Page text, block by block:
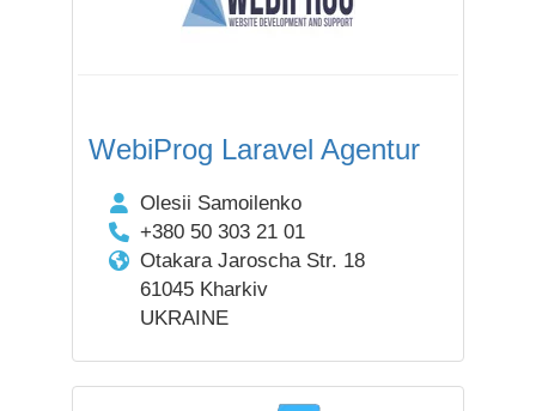
WebiProg Laravel Agentur
Olesii Samoilenko
+380 50 303 21 01
Otakara Jaroscha Str. 18
61045 Kharkiv
UKRAINE